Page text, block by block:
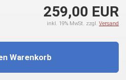
259,00 EUR
inkl. 19% MwSt. zzgl. Versand
Warenkorb